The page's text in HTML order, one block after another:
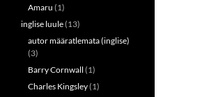
Amaru (1)
inglise luule(13)
autor määratlemata (inglise)
(3)
Barry Cornwall (1)
Charles Kingsley(1)